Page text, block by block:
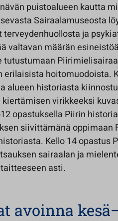
puistoalueen kautta
Sairaalamuseosta
terveydenhuollosta ja
valtavan määrän
tutustumaan
erilaisista hoitomuodoista.
alueen historiasta
virikkeeksi
opastuksella Piirin
siivittämänä oppimaan
Kello 14 opastus
sairaalan ja
asti.
avoinna